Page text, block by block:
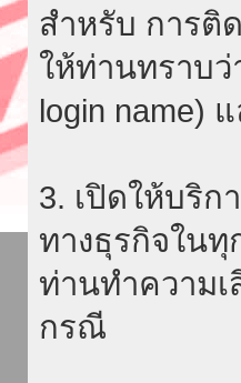
สำหรับ การติ
ให้ท่านทราบ
login name)
3. เปิดให้บริก
ทางธุรกิจใน
ท่านทำความ
กรณี